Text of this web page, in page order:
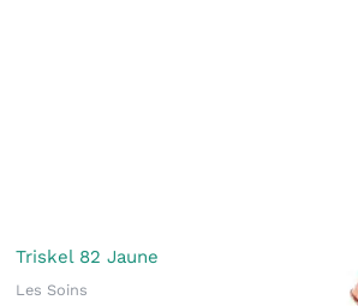
Triskel 82 Jaune
Les Soins